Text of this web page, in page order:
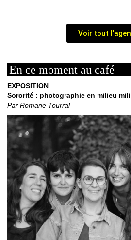
Voir tout
En ce moment au café
EXPOSITION
Sororité : photographie en milieu
Par Romane Tourral